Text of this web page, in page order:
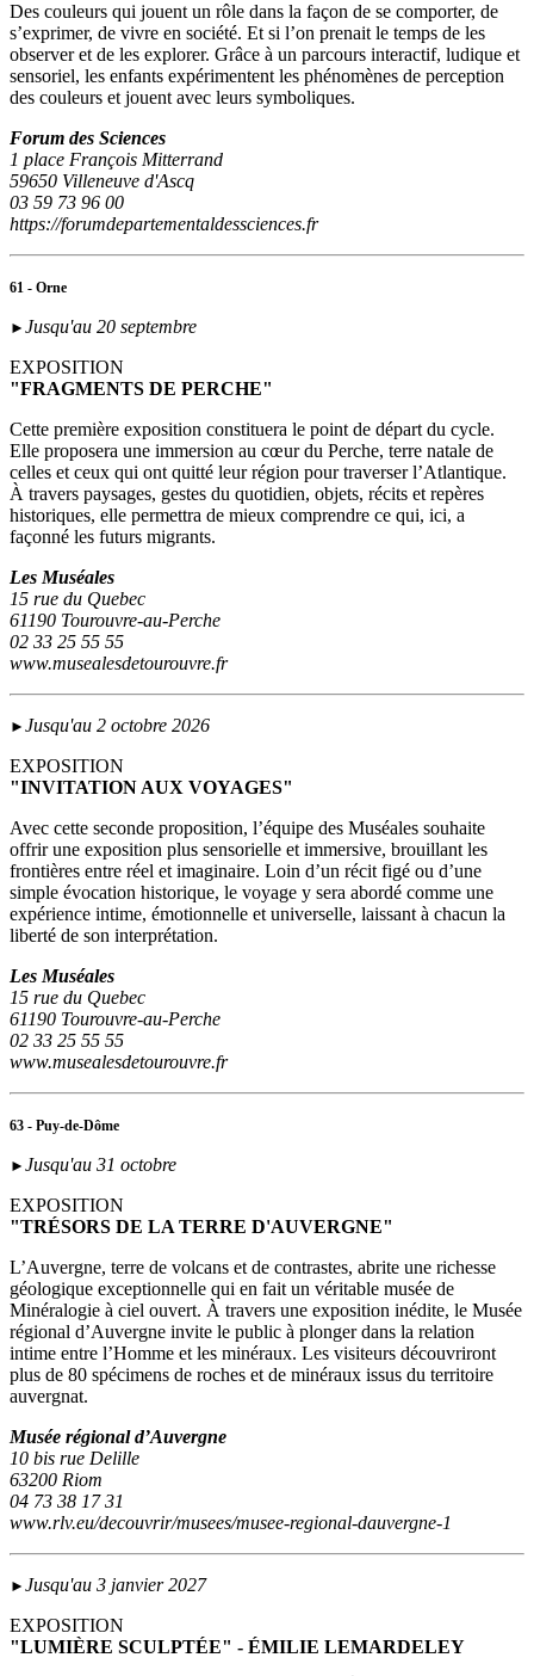
Des couleurs qui jouent un rôle dans la façon de se comporter, de
s’exprimer, de vivre en société. Et si l’on prenait le temps de les
observer et de les explorer. Grâce à un parcours interactif, ludique et
sensoriel, les enfants expérimentent les phénomènes de perception
des couleurs et jouent avec leurs symboliques.
Forum des Sciences
1 place François Mitterrand
59650 Villeneuve d'Ascq
03 59 73 96 00
https://forumdepartementaldessciences.fr
61 - Orne
► Jusqu'au 20 septembre
EXPOSITION
"FRAGMENTS DE PERCHE"
Cette première exposition constituera le point de départ du cycle.
Elle proposera une immersion au cœur du Perche, terre natale de
celles et ceux qui ont quitté leur région pour traverser l’Atlantique.
À travers paysages, gestes du quotidien, objets, récits et repères
historiques, elle permettra de mieux comprendre ce qui, ici, a
façonné les futurs migrants.
Les Muséales
15 rue du Quebec
61190 Tourouvre-au-Perche
02 33 25 55 55
www.musealesdetourouvre.fr
► Jusqu'au 2 octobre 2026
EXPOSITION
"INVITATION AUX VOYAGES"
Avec cette seconde proposition, l’équipe des Muséales souhaite
offrir une exposition plus sensorielle et immersive, brouillant les
frontières entre réel et imaginaire. Loin d’un récit figé ou d’une
simple évocation historique, le voyage y sera abordé comme une
expérience intime, émotionnelle et universelle, laissant à chacun la
liberté de son interprétation.
Les Muséales
15 rue du Quebec
61190 Tourouvre-au-Perche
02 33 25 55 55
www.musealesdetourouvre.fr
63 - Puy-de-Dôme
► Jusqu'au 31 octobre
EXPOSITION
"TRÉSORS DE LA TERRE D'AUVERGNE"
L’Auvergne, terre de volcans et de contrastes, abrite une richesse
géologique exceptionnelle qui en fait un véritable musée de
Minéralogie à ciel ouvert. À travers une exposition inédite, le Musée
régional d’Auvergne invite le public à plonger dans la relation
intime entre l’Homme et les minéraux. Les visiteurs découvriront
plus de 80 spécimens de roches et de minéraux issus du territoire
auvergnat.
Musée régional d’Auvergne
10 bis rue Delille
63200 Riom
04 73 38 17 31
www.rlv.eu/decouvrir/musees/musee-regional-dauvergne-1
► Jusqu'au 3 janvier 2027
EXPOSITION
"LUMIÈRE SCULPTÉE" - ÉMILIE LEMARDELEY